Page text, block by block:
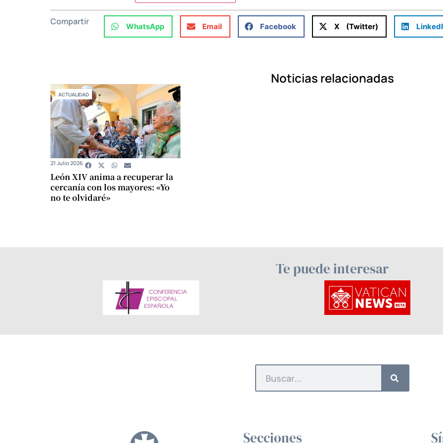
Compartir WhatsApp Email Facebook X (Twitter)
Noticias relacionadas
ACTUALIDAD
León XIV anima a recuperar la
cercanía con los mayores: «Yo
no te olvidaré»
21 Julio 2026
Te puede interesar
Secciones